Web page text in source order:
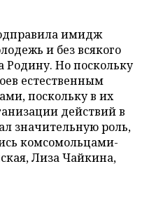
имидж
и без всякого
Родину. Но поскольку
естественным
поскольку в их
действий в
значительную роль,
комсомольцами-
Лиза Чайкина,